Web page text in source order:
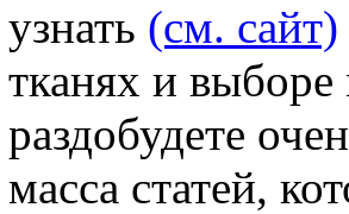
узнать (см. сайт)
тканях и
раздобудете
масса статей,